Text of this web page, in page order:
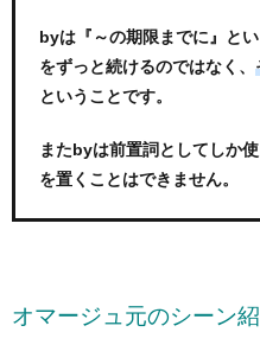
byは『～の期限までに』と
をずっと続けるのではなく、
ということです。
またbyは前置詞としてしか
を置くことはできません。
オマージュ元のシーン